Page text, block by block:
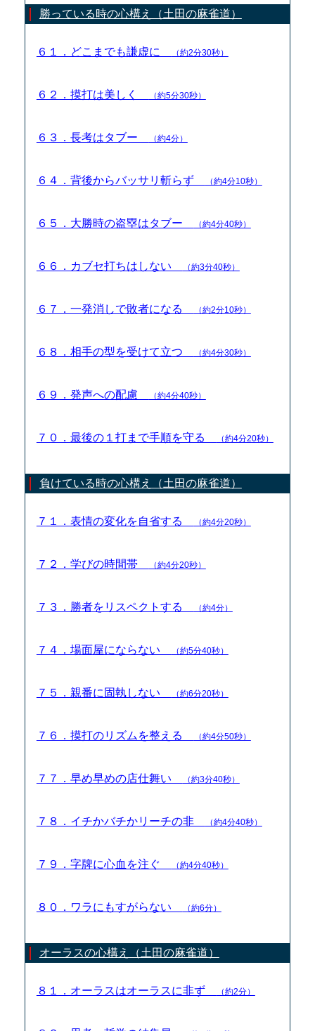
勝っている時の心構え（土田の麻雀道）
６１．どこまでも謙虚に （約2分30秒）
６２．摸打は美しく （約5分30秒）
６３．長考はタブー （約4分）
６４．背後からバッサリ斬らず （約4分10秒）
６５．大勝時の盗塁はタブー （約4分40秒）
６６．カブセ打ちはしない （約3分40秒）
６７．一発消しで敗者になる （約2分10秒）
６８．相手の型を受けて立つ （約4分30秒）
６９．発声への配慮 （約4分40秒）
７０．最後の１打まで手順を守る （約4分20秒）
負けている時の心構え（土田の麻雀道）
７１．表情の変化を自省する （約4分20秒）
７２．学びの時間帯 （約4分20秒）
７３．勝者をリスペクトする （約4分）
７４．場面屋にならない （約5分40秒）
７５．親番に固執しない （約6分20秒）
７６．摸打のリズムを整える （約4分50秒）
７７．早め早めの店仕舞い （約3分40秒）
７８．イチかバチかリーチの非 （約4分40秒）
７９．字牌に心血を注ぐ （約4分40秒）
８０．ワラにもすがらない （約6分）
オーラスの心構え（土田の麻雀道）
８１．オーラスはオーラスに非ず （約2分）